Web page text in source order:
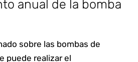
anual de la bomba
sobre las bombas de
puede realizar el